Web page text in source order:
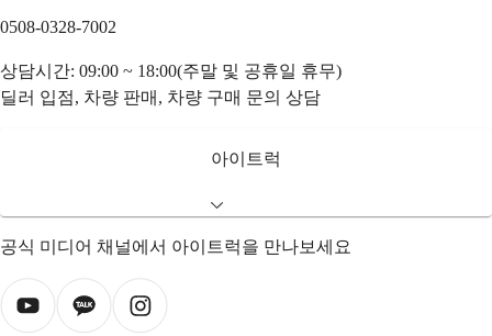
0508-0328-7002
상담시간: 09:00 ~ 18:00(주말 및 공휴일 휴무)
딜러 입점, 차량 판매, 차량 구매 문의 상담
아이트럭
공식 미디어 채널에서 아이트럭을 만나보세요